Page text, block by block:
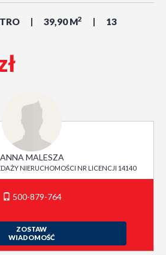
39,90 M2
13
ANNA MALESZA
NIERUCHOMOŚCI NR LICENCJI 14140
500-879-764
ZOSTAW
WIADOMOŚĆ